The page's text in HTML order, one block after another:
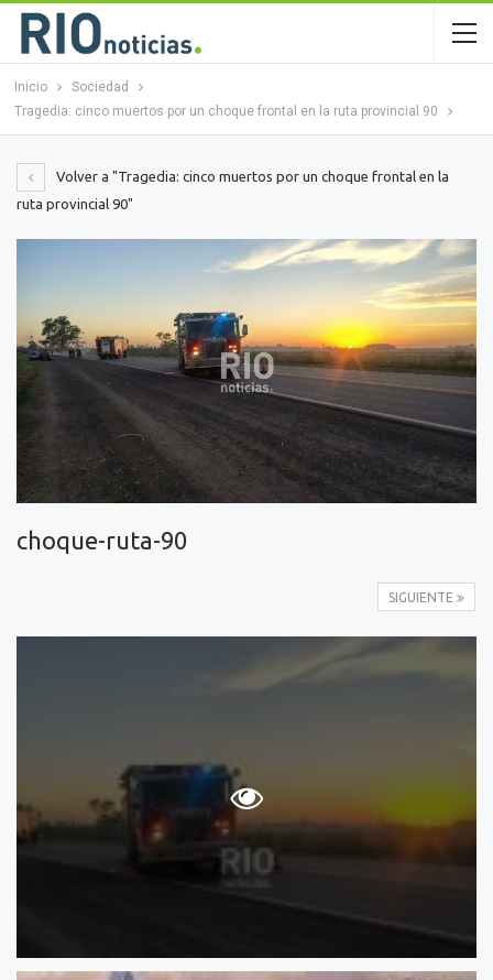
Inicio
Sociedad
Tragedia: cinco muertos por un choque frontal en la ruta provincial 90
Volver a "Tragedia: cinco muertos por un choque frontal en la
ruta provincial 90"
choque-ruta-90
SIGUIENTE